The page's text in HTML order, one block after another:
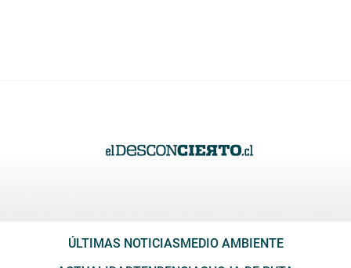
ÚLTIMAS NOTICIASMEDIO AMBIENTE